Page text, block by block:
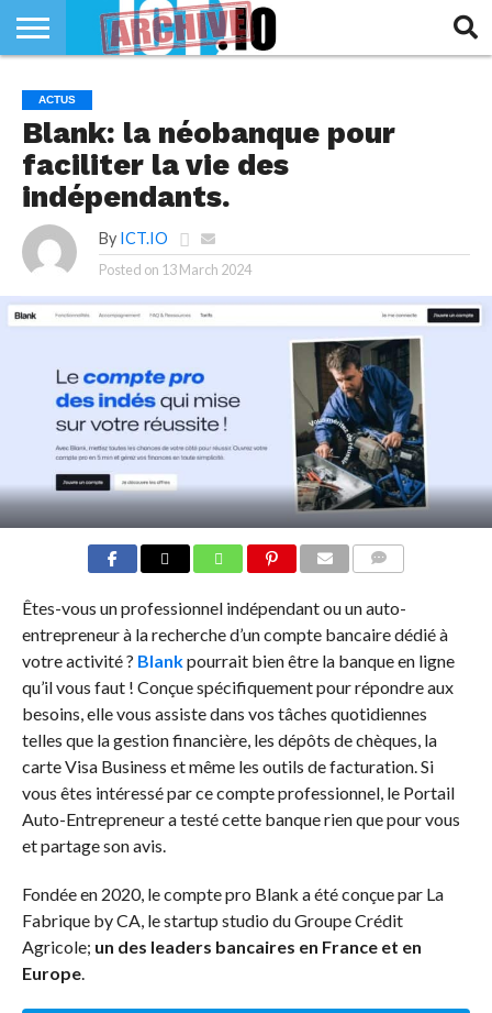
SECTEUR
TECH
LIFE
RUBRIQUES
ACTUS
Blank: la néobanque pour
faciliter la vie des
indépendants.
By ICT.IO
Posted on 13 March 2024
Êtes-vous un professionnel indépendant ou un auto-
entrepreneur à la recherche d’un compte bancaire dédié à
votre activité ? Blankpourrait bien être la banque en ligne
qu’il vous faut ! Conçue spécifiquement pour répondre aux
besoins, elle vous assiste dans vos tâches quotidiennes
telles que la gestion financière, les dépôts de chèques, la
carte Visa Business et même les outils de facturation. Si
vous êtes intéressé par ce compte professionnel, le Portail
Auto-Entrepreneur a testé cette banque rien que pour vous
et partage son avis.
Fondée en 2020, le compte pro Blank a été conçue par La
Fabrique by CA, le startup studio du Groupe Crédit
Agricole; un des leaders bancaires en France et en
Europe.